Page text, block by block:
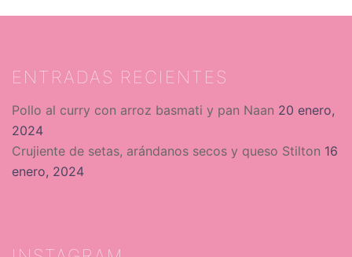
ENTRADAS RECIENTES
Pollo al curry con arroz basmati y pan Naan 20 enero,
2024
Crujiente de setas, arándanos secos y queso Stilton 16
enero, 2024